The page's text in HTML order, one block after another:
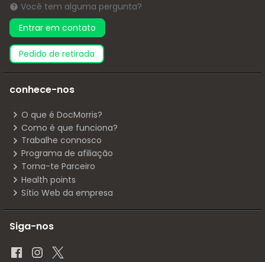
Você tem alguma pergunta?
Entrar em contato
pedido de retirada
conhece-nos
O que é DocMorris?
Como é que funciona?
Trabalhe connosco
Programa de afiliação
Torna-te Parceiro
Health points
Sítio Web da empresa
Siga-nos